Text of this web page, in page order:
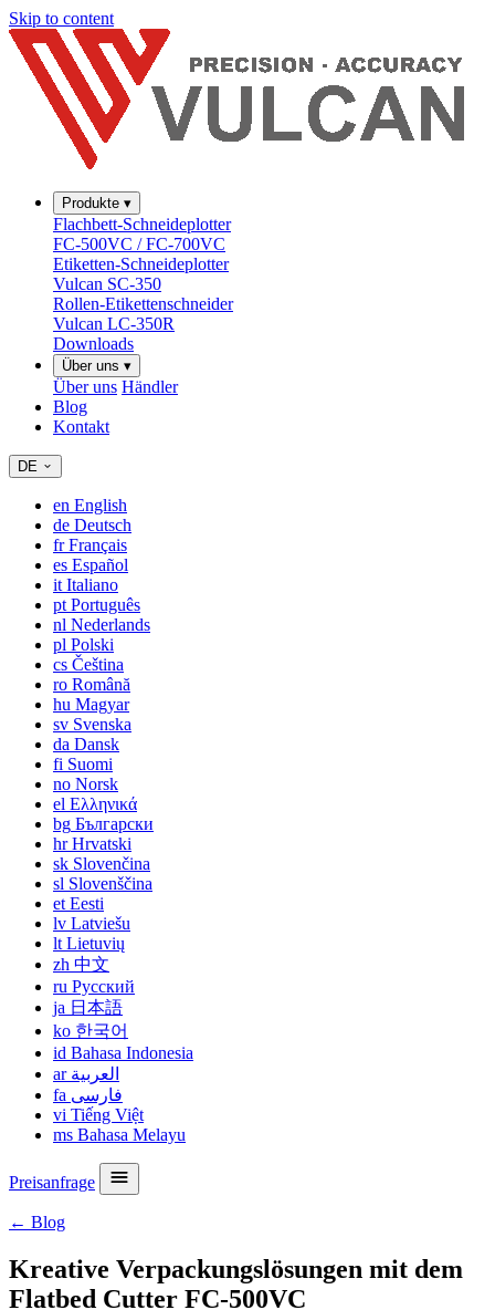
Skip to content
Produkte ▾
Flachbett-Schneideplotter
FC-500VC / FC-700VC
Etiketten-Schneideplotter
Vulcan SC-350
Rollen-Etikettenschneider
Vulcan LC-350R
Downloads
Über uns ▾
Über uns Händler
Blog
Kontakt
DE
en English
de Deutsch
frFrançais
es Español
it Italiano
pt Português
nl Nederlands
pl Polski
cs Čeština
ro Română
hu Magyar
sv Svenska
da Dansk
fi Suomi
no Norsk
el Ελληνικά
bg Български
hrHrvatski
sk Slovenčina
sl Slovenščina
et Eesti
lv Latviešu
lt Lietuvių
zh 中文
ru Русский
ja 日本語
ko 한국어
id Bahasa Indonesia
ar العربية
fa فارسی
vi Tiếng Việt
ms Bahasa Melayu
Preisanfrage
← Blog
Kreative Verpackungslösungen mit dem
Flatbed Cutter FC-500VC